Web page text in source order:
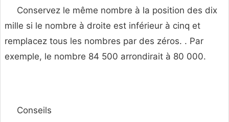
Conservez le même nombre à la position des dix
mille si le nombre à droite est inférieur à cinq et
remplacez tous les nombres par des zéros. . Par
exemple, le nombre 84 500 arrondirait à 80 000.
Conseils